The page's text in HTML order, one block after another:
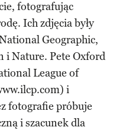
fotografując
Ich zdjęcia były
Geographic,
i Nature. Pete Oxford
League of
i
fotografie próbuje
i szacunek dla